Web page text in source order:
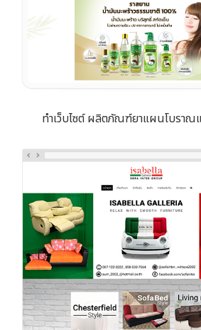
ทำเว็บไซต์ ผลิตภัณฑ์ยาแผนโบราณ